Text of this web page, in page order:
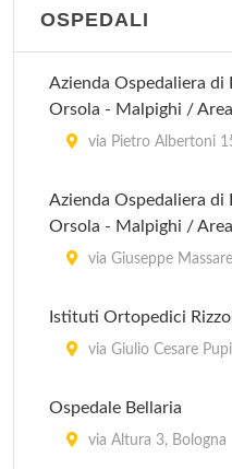
OSPEDALI
Azienda Ospedaliera di
Orsola - Malpighi /
via Pietro Albertoni
Azienda Ospedaliera di
Orsola - Malpighi /
via Giuseppe
Istituti Ortopedici
via Giulio Cesare
Ospedale Bellaria
via Altura 3, Bologna